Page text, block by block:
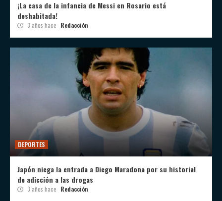
¡La casa de la infancia de Messi en Rosario está
deshabitada!
3 años hace Redacción
DEPORTES
Japón niega la entrada a Diego Maradona por su historial
de adicción a las drogas
3 años hace Redacción